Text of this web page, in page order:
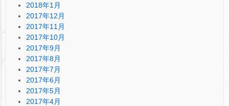
2018年1月
2017年12月
2017年11月
2017年10月
2017年9月
2017年8月
2017年7月
2017年6月
2017年5月
2017年4月